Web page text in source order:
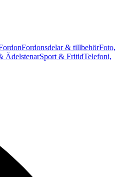
Fordonsdelar & tillbehörFoto,
ÄdelstenarSport & FritidTelefoni,